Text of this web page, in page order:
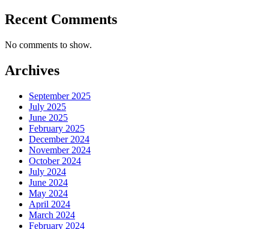
Recent Comments
No comments to show.
Archives
September 2025
July 2025
June 2025
February 2025
December 2024
November 2024
October 2024
July 2024
June 2024
May 2024
April 2024
March 2024
February 2024